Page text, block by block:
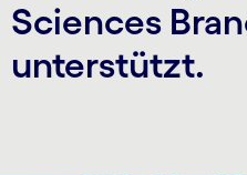
Sciences
unterstützt.